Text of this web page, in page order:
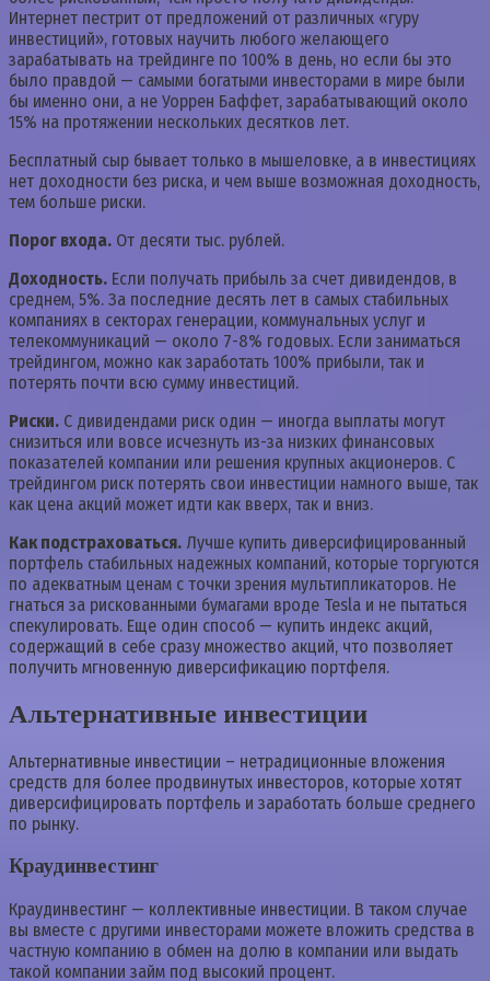
Интернет пестрит от предложений от различных «гуру
инвестиций», готовых научить любого желающего
зарабатывать на трейдинге по 100% в день, но если бы это
было правдой — самыми богатыми инвесторами в мире были
бы именно они, а не Уоррен Баффет, зарабатывающий около
15% на протяжении нескольких десятков лет.
Бесплатный сыр бывает только в мышеловке, а в инвестициях
нет доходности без риска, и чем выше возможная доходность,
тем больше риски.
Порог входа. От десяти тыс. рублей.
Доходность. Если получать прибыль за счет дивидендов, в
среднем, 5%. За последние десять лет в самых стабильных
компаниях в секторах генерации, коммунальных услуг и
телекоммуникаций — около 7-8% годовых. Если заниматься
трейдингом, можно как заработать 100% прибыли, так и
потерять почти всю сумму инвестиций.
Риски. С дивидендами риск один — иногда выплаты могут
снизиться или вовсе исчезнуть из-за низких финансовых
показателей компании или решения крупных акционеров. С
трейдингом риск потерять свои инвестиции намного выше, так
как цена акций может идти как вверх, так и вниз.
Как подстраховаться. Лучше купить диверсифицированный
портфель стабильных надежных компаний, которые торгуются
по адекватным ценам с точки зрения мультипликаторов. Не
гнаться за рискованными бумагами вроде Tesla и не пытаться
спекулировать. Еще один способ — купить индекс акций,
содержащий в себе сразу множество акций, что позволяет
получить мгновенную диверсификацию портфеля.
Альтернативные инвестиции
Альтернативные инвестиции – нетрадиционные вложения
средств для более продвинутых инвесторов, которые хотят
диверсифицировать портфель и заработать больше среднего
по рынку.
Краудинвестинг
Краудинвестинг — коллективные инвестиции. В таком случае
вы вместе с другими инвесторами можете вложить средства в
частную компанию в обмен на долю в компании или выдать
такой компании займ под высокий процент.